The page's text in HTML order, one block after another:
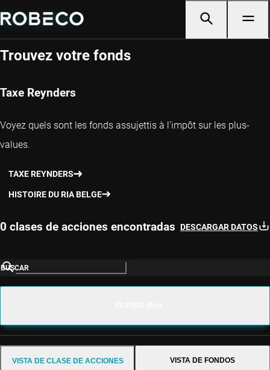
Sélecteur de fonds
Trouvez votre fonds
Taxe Reynders
Voyez quels sont les fonds assujettis à l’impôt sur les plus-
values.
TAXE REYNDERS
HISTOIRE DU RIA BELGE
0 clases de acciones encontradas DESCARGAR DATOS
BUSCAR
VISTA DE CLASE DE ACCIONES VISTA DE FONDOS